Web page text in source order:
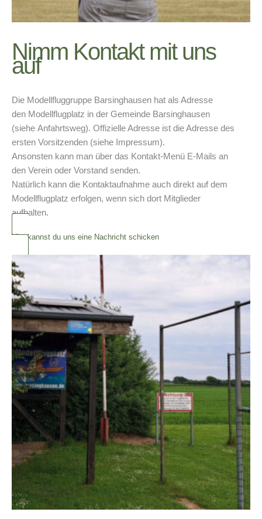
Nimm Kontakt mit uns
auf
Die Modellfluggruppe Barsinghausen hat als Adresse
den Modellflugplatz in der Gemeinde Barsinghausen
(siehe Anfahrtsweg). Offizielle Adresse ist die Adresse des
ersten Vorsitzenden (siehe Impressum).
Ansonsten kann man über das Kontakt-Menü E-Mails an
den Verein oder Vorstand senden.
Natürlich kann die Kontaktaufnahme auch direkt auf dem
Modellflugplatz erfolgen, wenn sich dort Mitglieder
aufhalten.
Hier kannst du uns eine Nachricht schicken